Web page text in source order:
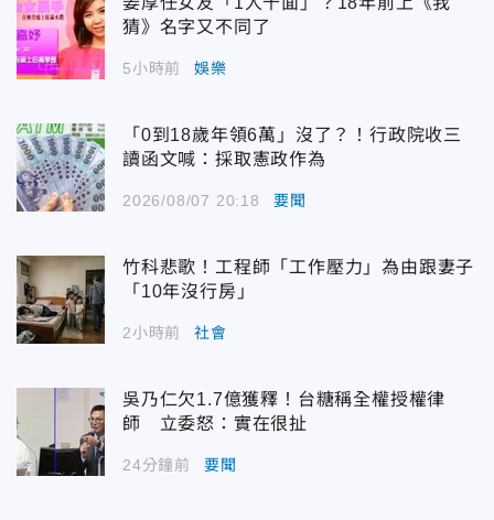
猜》名字又不同了
5小時前 娛樂
「0到18歲年領6萬」沒了？！行政院收三
讀函文喊：採取憲政作為
2026/08/07 20:18 要聞
竹科悲歌！工程師「工作壓力」為由跟妻子
「10年沒行房」
2小時前 社會
吳乃仁欠1.7億獲釋！台糖稱全權授權律
師 立委怒：實在很扯
24分鐘前 要聞